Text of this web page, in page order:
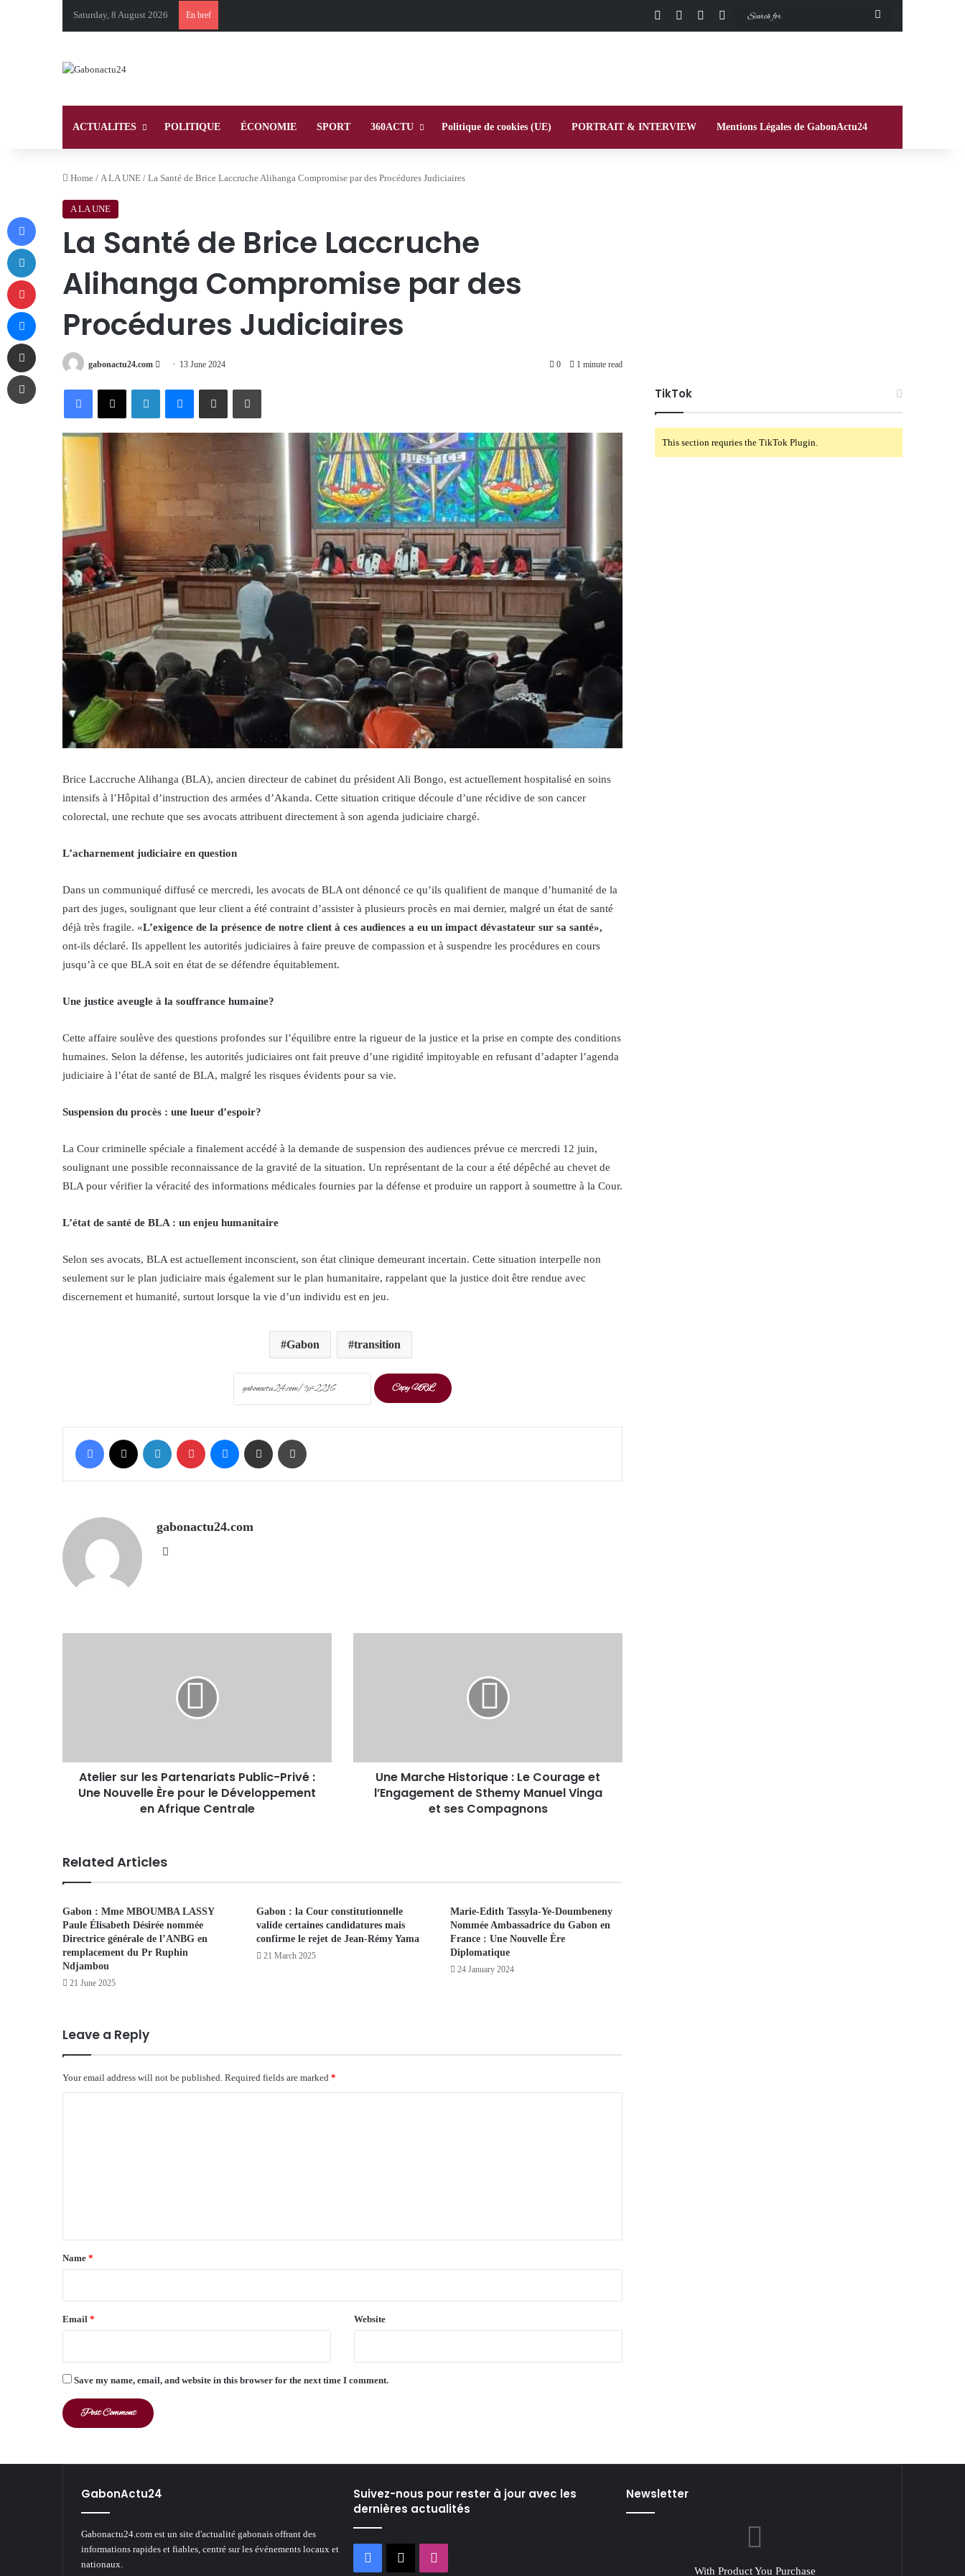
Saturday, 8 August 2026 En bref Facebook InstagramSwitch skin
ACTUALITES POLITIQUE ÉCONOMIE SPORT 360ACTU Politique de cookies (UE) PORTRAIT & INTERVIEW Mentions Légales de GabonActu24
Home / A LA UNE / La Santé de Brice Laccruche Alihanga Compromise par des Procédures Judiciaires
A LA UNE
La Santé de Brice Laccruche
Alihanga Compromise par des
Procédures Judiciaires
gabonactu24.com
Send 13 June 2024 0 1 minute read
FacebookX LinkedInMessengerShare via Email Print
Brice Laccruche Alihanga (BLA), ancien directeur de cabinet du président Ali Bongo, est actuellement hospitalisé en soins
intensifs à l’Hôpital d’instruction des armées d’Akanda. Cette situation critique découle d’une récidive de son cancer
colorectal, une rechute que ses avocats attribuent directement à son agenda judiciaire chargé.
L’acharnement judiciaire en question
Dans un communiqué diffusé ce mercredi, les avocats de BLA ont dénoncé ce qu’ils qualifient de manque d’humanité de la
part des juges, soulignant que leur client a été contraint d’assister à plusieurs procès en mai dernier, malgré un état de santé
déjà très fragile. «L’exigence de la présence de notre client à ces audiences a eu un impact dévastateur sur sa santé»,
ont-ils déclaré. Ils appellent les autorités judiciaires à faire preuve de compassion et à suspendre les procédures en cours
jusqu’à ce que BLA soit en état de se défendre équitablement.
Une justice aveugle à la souffrance humaine?
Cette affaire soulève des questions profondes sur l’équilibre entre la rigueur de la justice et la prise en compte des conditions
humaines. Selon la défense, les autorités judiciaires ont fait preuve d’une rigidité impitoyable en refusant d’adapter l’agenda
judiciaire à l’état de santé de BLA, malgré les risques évidents pour sa vie.
Suspension du procès : une lueur d’espoir?
La Cour criminelle spéciale a finalement accédé à la demande de suspension des audiences prévue ce mercredi 12 juin,
soulignant une possible reconnaissance de la gravité de la situation. Un représentant de la cour a été dépêché au chevet de
BLA pour vérifier la véracité des informations médicales fournies par la défense et produire un rapport à soumettre à la Cour.
L’état de santé de BLA : un enjeu humanitaire
Selon ses avocats, BLA est actuellement inconscient, son état clinique demeurant incertain. Cette situation interpelle non
seulement sur le plan judiciaire mais également sur le plan humanitaire, rappelant que la justice doit être rendue avec
discernement et humanité, surtout lorsque la vie d’un individu est en jeu.
Gabon transition
Copy URL
Facebook LinkedIn Pinterest Messenger Share via Email
gabonactu24.com
Atelier sur les Partenariats Public-Privé :
Une Nouvelle Ère pour le Développement
en Afrique Centrale
Une Marche Historique : Le Courage et
l’Engagement de Sthemy Manuel Vinga
et ses Compagnons
Related Articles
Gabon : Mme MBOUMBA LASSY
Paule Élisabeth Désirée nommée
Directrice générale de l’ANBG en
remplacement du Pr Ruphin
Ndjambou
21 June 2025
Gabon : la Cour constitutionnelle
valide certaines candidatures mais
confirme le rejet de Jean-Rémy Yama
21 March 2025
Marie-Edith Tassyla-Ye-Doumbeneny
Nommée Ambassadrice du Gabon en
France : Une Nouvelle Ère
Diplomatique
24 January 2024
Leave a Reply
Your email address will not be published. Required fields are marked *
*
Name *
Email * Website
Save my name, email, and website in this browser for the next time I comment.
TikTok
This section requries the TikTok Plugin.
GabonActu24
Gabonactu24.com est un site d'actualité gabonais offrant des
informations rapides et fiables, centré sur les événements locaux et
nationaux.
Suivez-nous pour rester à jour avec les
dernières actualités
Facebook
X
Newsletter
With Product You Purchase
Facebook
LinkedIn
Pinterest